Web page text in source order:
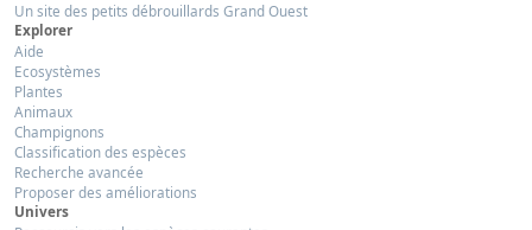
Un site des petits débrouillards Grand Ouest
Explorer
Aide
Ecosystèmes
Plantes
Animaux
Champignons
Classification des espèces
Recherche avancée
Proposer des améliorations
Univers